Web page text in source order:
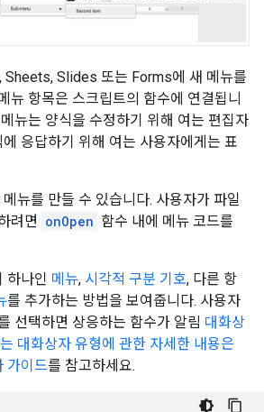
Slides 또는 Forms에 새 메뉴를
뉴 항목은 스크립트의 함수에 연결됩니
뉴는 양식을 수정하기 위해 여는 편집자
응답하기 위해 여는 사용자에게는 표
뉴를 만들 수 있습니다. 사용자가 파일
려면 onOpen 함수 내에 메뉴 코드를
하나인 메뉴, 시각적 구분 기호, 다른 항
를 추가하는 방법을 보여줍니다. 사용자
선택하면 상응하는 함수가 알림 대화상
대화상자 유형에 관한 자세한 내용은
가이드를 참고하세요.